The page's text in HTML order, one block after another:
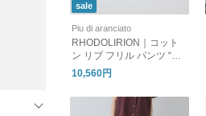
sale
Piu di aranciato
RHODOLIRION｜コット
ン リブ フリル パンツ “Rib
bed Frill Pant” sw1084
10,560円